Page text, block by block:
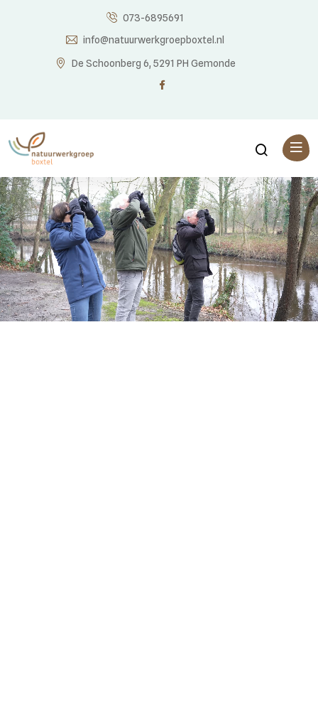
073-6895691
info@natuurwerkgroepboxtel.nl
De Schoonberg 6, 5291 PH Gemonde